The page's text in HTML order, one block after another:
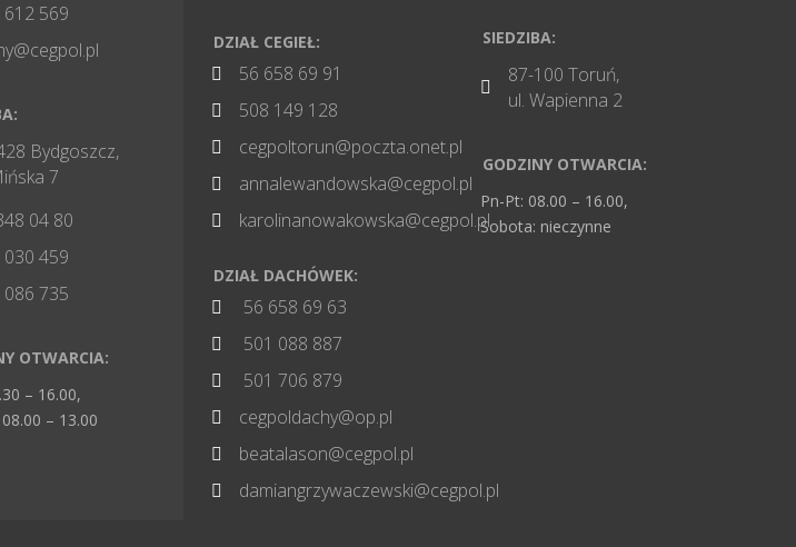
612 569
Bydgoszcz,
7
04 80
030 459
086 735
OTWARCIA:
– 16.00,
– 13.00
DZIAŁ CEGIEŁ:
 56 658 69 91
 508 149 128
 cegpoltorun@poczta.onet.pl
 annalewandowska@cegpol.pl
 karolinanowakowska@cegpol.pl
DZIAŁ DACHÓWEK:
 56 658 69 63
 501 088 887
 501 706 879
 cegpoldachy@op.pl
 beatalason@cegpol.pl
 damiangrzywaczewski@cegpol.pl
SIEDZIBA:

87-100 Toruń,
ul. Wapienna 2
GODZINY OTWARCIA:
Pn-Pt: 08.00 – 16.00,
Sobota: nieczynne